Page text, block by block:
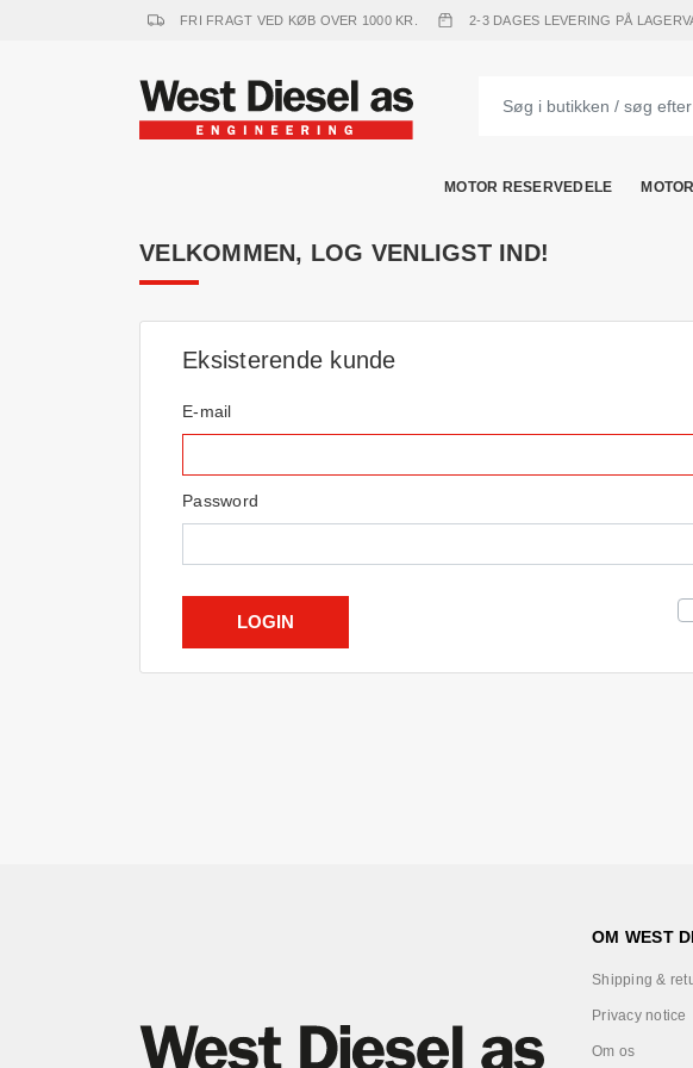
FRI FRAGT VED KØB OVER 1000 KR. 2-3 DAGES LEVERING PÅ
MOTOR RESERVEDELE
VELKOMMEN, LOG VENLIGST IND!
Eksisterende kunde
E-mail
Password
OM WEST
Shipping &
Privacy notice
Om os